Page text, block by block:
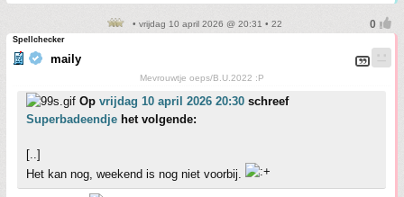
• vrijdag 10 april 2026 @ 20:31 • 22
Spellchecker
maily
Mevrouwtje oeps/B.U.2022 :P
Op vrijdag 10 april 2026 20:30 schreef
Superbadeendje het volgende:
[..]
Het kan nog, weekend is nog niet voorbij.